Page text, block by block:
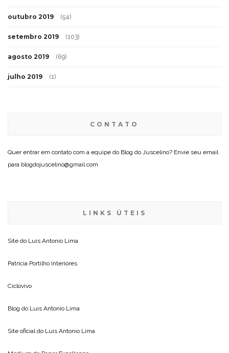
outubro 2019 (54)
setembro 2019 (103)
agosto 2019 (69)
julho 2019 (1)
CONTATO
Quer entrar em contato com a equipe do Blog do Juscelino? Envie seu email
para blogdojuscelino@gmail.com
LINKS ÚTEIS
Site do Luis Antonio Lima
Patricia Portilho Interiores
Ciclovivo
Blog do Luis Antonio Lima
Site oficial do Luis Antonio Lima